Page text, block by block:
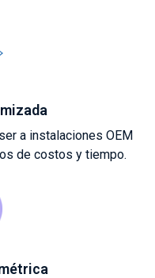
a instalaciones OEM
de costos y tiempo.